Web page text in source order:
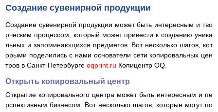
Создание сувенирной продукции
Создание сувенирной продукции может быть интересным и тво
рческим процессом, который может привести к созданию уника
льных и запоминающихся предметов. Вот несколько шагов, кот
орыми поделились с нами основатели сети копировальных цен
тров в Санкт-Петербурге oqprint.ru Копицентр OQ.
Открыть копировальный центр
Открытие копировального центра может быть интересным и пе
рспективным бизнесом. Вот несколько шагов, которые могут по